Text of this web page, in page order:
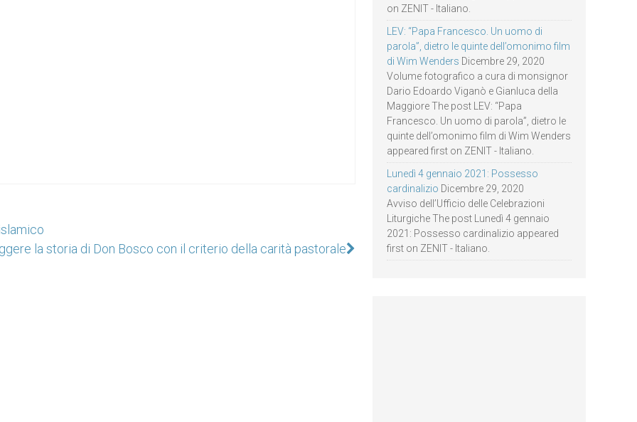
la storia di Don Bosco con il criterio della carità pastorale
on ZENIT - Italiano.
LEV: “Papa Francesco. Un uomo di
parola”, dietro le quinte dell’omonimo film
di Wim Wenders Dicembre 29, 2020
Volume fotografico a cura di monsignor
Dario Edoardo Viganò e Gianluca della
Maggiore The post LEV: “Papa
Francesco. Un uomo di parola”, dietro le
quinte dell’omonimo film di Wim Wenders
appeared first on ZENIT - Italiano.
Lunedì 4 gennaio 2021: Possesso
cardinalizio Dicembre 29, 2020
Avviso dell’Ufficio delle Celebrazioni
Liturgiche The post Lunedì 4 gennaio
2021: Possesso cardinalizio appeared
first on ZENIT - Italiano.